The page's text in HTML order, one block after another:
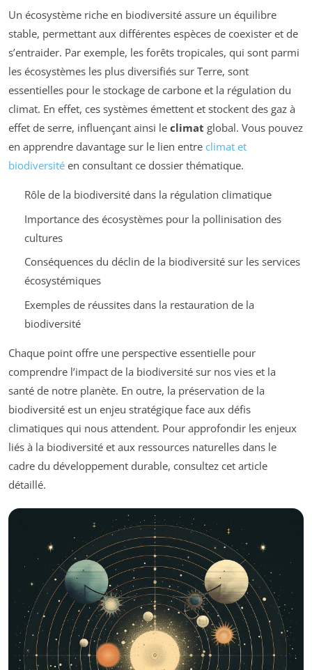
Un écosystème riche en biodiversité assure un équilibre
stable, permettant aux différentes espèces de coexister et de
s’entraider. Par exemple, les forêts tropicales, qui sont parmi
les écosystèmes les plus diversifiés sur Terre, sont
essentielles pour le stockage de carbone et la régulation du
climat. En effet, ces systèmes émettent et stockent des gaz à
effet de serre, influençant ainsi le climat global. Vous pouvez
en apprendre davantage sur le lien entre climat et
biodiversité en consultant ce dossier thématique.
Rôle de la biodiversité dans la régulation climatique
Importance des écosystèmes pour la pollinisation des
cultures
Conséquences du déclin de la biodiversité sur les services
écosystémiques
Exemples de réussites dans la restauration de la
biodiversité
Chaque point offre une perspective essentielle pour
comprendre l’impact de la biodiversité sur nos vies et la
santé de notre planète. En outre, la préservation de la
biodiversité est un enjeu stratégique face aux défis
climatiques qui nous attendent. Pour approfondir les enjeux
liés à la biodiversité et aux ressources naturelles dans le
cadre du développement durable, consultez cet article
détaillé.